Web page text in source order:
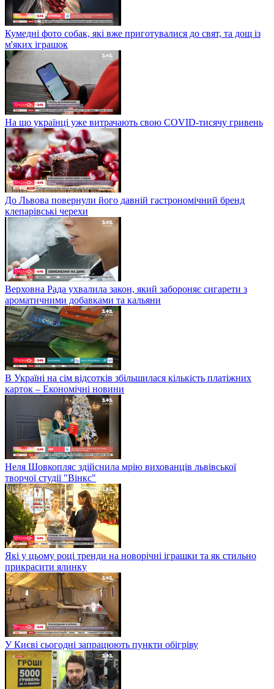
Кумедні фото собак, які вже приготувалися до свят, та дощ із
м'яких іграшок
На що українці уже витрачають свою COVID-тисячу гривень
До Львова повернули його давній гастрономічний бренд
клепарівські черехи
Верховна Рада ухвалила закон, який забороняє сигарети з
ароматичними добавками та кальяни
В Україні на сім відсотків збільшилася кількість платіжних
карток – Економічні новини
Неля Шовкопляс здійснила мрію вихованців львівської
творчої студії "Вінкс"
Які у цьому році тренди на новорічні іграшки та як стильно
прикрасити ялинку
У Києві сьогодні запрацюють пункти обігріву